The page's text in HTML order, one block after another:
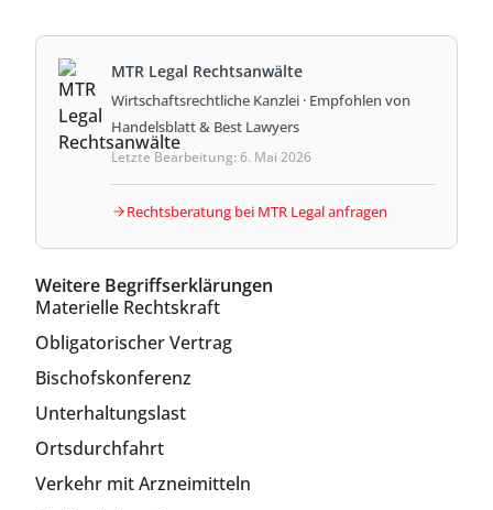
MTR Legal Rechtsanwälte
Wirtschaftsrechtliche Kanzlei · Empfohlen von
Handelsblatt & Best Lawyers
Letzte Bearbeitung: 6. Mai 2026
Rechtsberatung bei MTR Legal anfragen
Weitere Begriffserklärungen
Materielle Rechtskraft
Obligatorischer Vertrag
Bischofskonferenz
Unterhaltungslast
Ortsdurchfahrt
Verkehr mit Arzneimitteln